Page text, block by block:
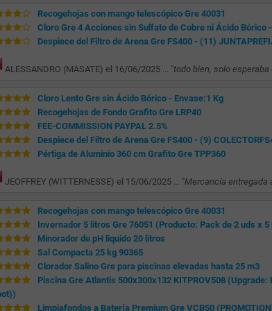
Recogehojas con mango telescópico Gre 40031
Cloro Gre 4 Acciones sin Sulfato de Cobre ni Ácido Bórico
Despiece del Filtro de Arena Gre FS400 - (11)
ALESSANDRO (MASATE) el 16/06/2025 ... "todo bien, solo
Cloro Lento Gre sin Ácido Bórico - Envase:1 Kg
Recogehojas de Fondo Grafito Gre LRP40
FEE-COMMISSION PAYPAL 2.5%
Despiece del Filtro de Arena Gre FS400 - (9)
Pértiga de Aluminio 360 cm Grafito Gre TPP360
JEOFFREY (WITTERNESSE) el 15/06/2025 ... "Mercancía entregada
Recogehojas con mango telescópico Gre 40031
Invernador 5 litros Gre 76051 (Producto: Pack de 2 uds x 5
Minorador de pH liquido 20 litros
Sal Compacta 25 kg 90365
Clorador Salino Gre para piscinas elevadas hasta 25 m3
Piscina Gre Atlantis 500x300x132 KITPROV508
Limpiafondos a Batería Premium Gre VCB50